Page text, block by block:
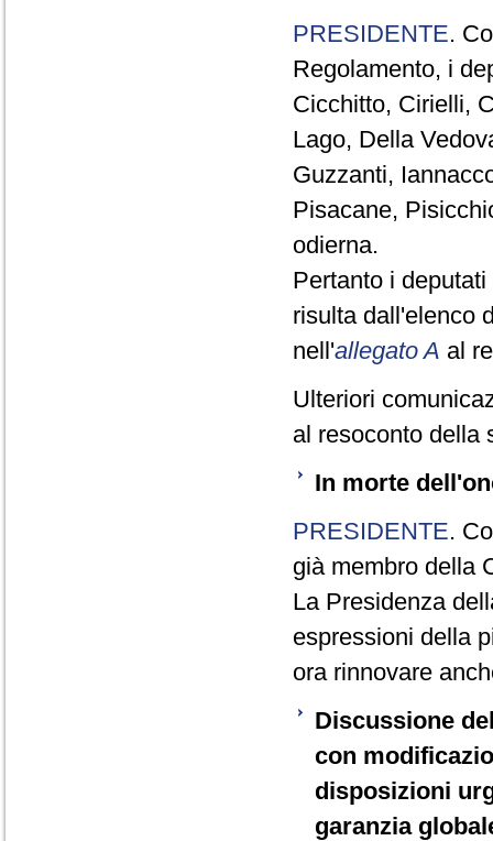
PRESIDENTE.
Regolamento, i
Cicchitto, Cirielli,
Lago, Della
Guzzanti,
Pisacane,
odierna.
Pertanto i
risulta dall'elenco
nell'allegato A al
Ulteriori
al resoconto della
In morte
PRESIDENTE.
già membro della
La Presidenza
espressioni della
ora rinnovare
Discussione
con
disposizioni
garanzia